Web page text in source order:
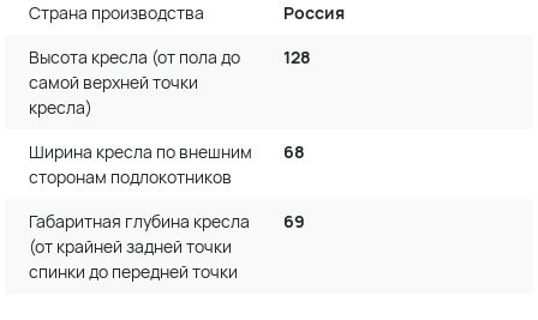
Страна производства
Россия
Высота кресла (от пола до
самой верхней точки
кресла)
128
Ширина кресла по внешним
сторонам подлокотников
68
Габаритная глубина кресла
(от крайней задней точки
спинки до передней точки
69